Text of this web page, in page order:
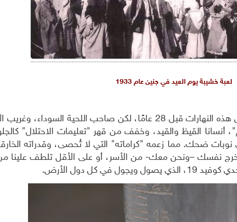
لعبة خشيبة يوم العيد في جنين عام 1933
كانت رائحة خيام جنين تتفاعل مع شدة الحر، في مثل هذه النهارات قبل 28 عامًا، لكن صاحب
أنسانا القيظ والقيد، وخفف من قهر "تعليمات الاحتلال"
في نوبات ضحك. مما زعمه "كراماته" التي لا تُحصى، وقدراته
نفسك –ونحن معك- من الأسر، أو على الأقل تلطف علينا
كل دول الأرض
.